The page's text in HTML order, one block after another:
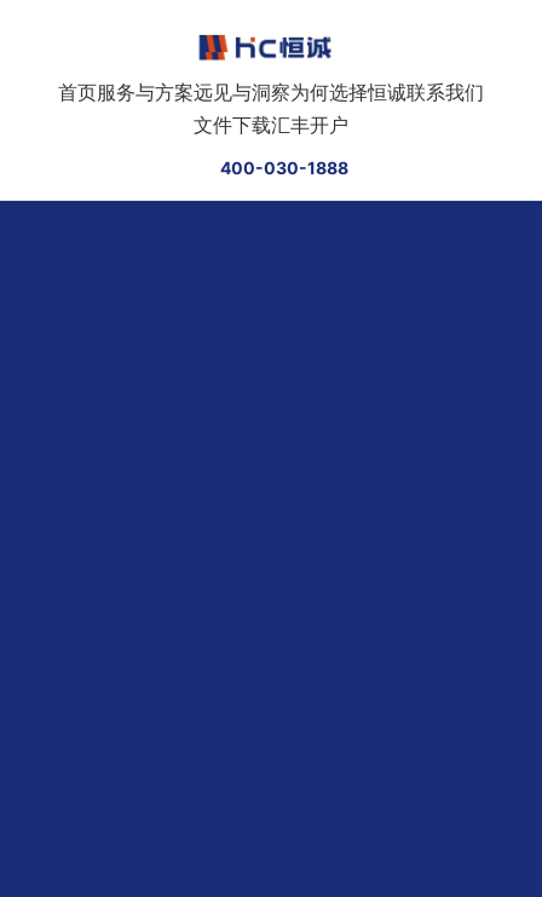
首页服务与方案远见与洞察为何选择恒诚联系我们
文件下载汇丰开户
400-030-1888